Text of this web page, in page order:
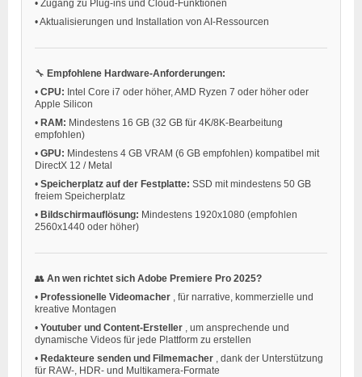
• Zugang zu Plug-ins und Cloud-Funktionen
•Aktualisierungen und Installation von AI-Ressourcen
🔧 Empfohlene Hardware-Anforderungen:
• CPU: Intel Core i7 oder höher, AMD Ryzen 7 oder höher oder
Apple Silicon
• RAM: Mindestens 16 GB (32 GB für 4K/8K-Bearbeitung
empfohlen)
• GPU: Mindestens 4 GB VRAM (6 GB empfohlen) kompatibel mit
DirectX 12 / Metal
• Speicherplatz auf der Festplatte: SSD mit mindestens 50 GB
freiem Speicherplatz
• Bildschirmauflösung: Mindestens 1920x1080 (empfohlen
2560x1440 oder höher)
👥 An wen richtet sich Adobe Premiere Pro 2025?
• Professionelle Videomacher
, für narrative, kommerzielle und
kreative Montagen
• Youtuber und Content-Ersteller
, um ansprechende und
dynamische Videos für jede Plattform zu erstellen
• Redakteure senden und Filmemacher
, dank der Unterstützung
für RAW-, HDR- und Multikamera-Formate